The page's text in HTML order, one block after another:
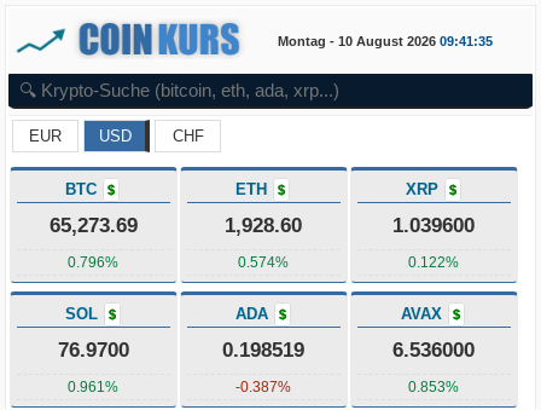
Montag - 10 August 2026 09:41:35
EUR USD CHF
BTC $
65,273.69
0.796%
ETH $
1,928.60
0.574%
XRP $
1.039600
0.122%
SOL $
76.9700
0.961%
ADA $
0.198519
-0.387%
AVAX $
6.536000
0.853%